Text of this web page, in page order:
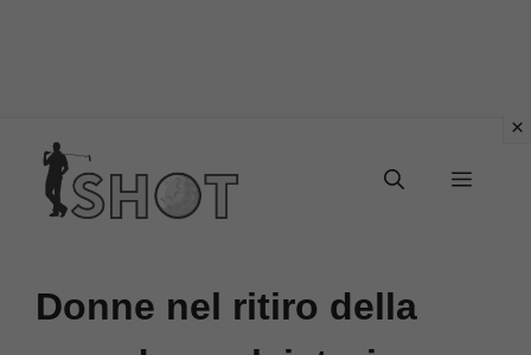
contenuto
Menu
Donne nel ritiro della